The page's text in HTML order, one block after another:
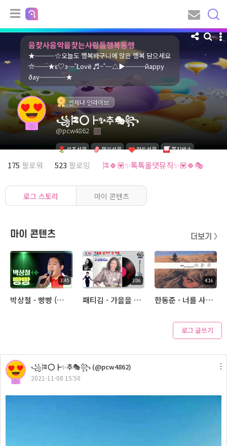
음찾사음악을찾는사람들행복동행
★───☆오늘도 행복바구니에 많은 행복 담으세요
☆──★ε♡з─˚Łοvё ♬~˚─△▶───йaрру
ðaу────★
50
언제나 인라이브
꧁🎏⭕┣✨추🎭꧂
@pcw4862
로즈선물 젤리선물 하트선물 쪽지발송
175 팔로워 523 팔로잉 🎏🍀💟✨톡톡올댓뮤직✨💟🍀🎭
로그 스토리 마이 콘텐츠
마이 콘텐츠 더보기 〉
3:45
박상철 - 빵빵 (아추라이브)
3:06
패티김 - 가을을 남기고 간 사랑 (아추라이브)
4:16
한동준 - 너를 사랑해 (아추라이브)
금잔디 - 나를 살게하는 사랑 (아추라이브)
로그 글쓰기
50
꧁🎏⭕┣✨추🎭꧂ (@pcw4862)
2021-11-08 15:50